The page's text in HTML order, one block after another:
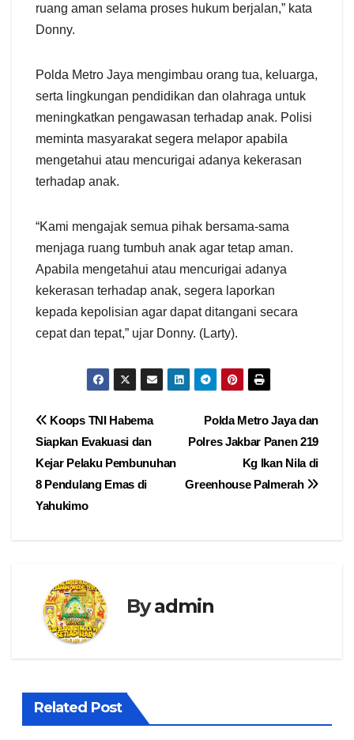
ruang aman selama proses hukum berjalan,” kata
Donny.
Polda Metro Jaya mengimbau orang tua, keluarga,
serta lingkungan pendidikan dan olahraga untuk
meningkatkan pengawasan terhadap anak. Polisi
meminta masyarakat segera melapor apabila
mengetahui atau mencurigai adanya kekerasan
terhadap anak.
“Kami mengajak semua pihak bersama-sama
menjaga ruang tumbuh anak agar tetap aman.
Apabila mengetahui atau mencurigai adanya
kekerasan terhadap anak, segera laporkan
kepada kepolisian agar dapat ditangani secara
cepat dan tepat,” ujar Donny. (Larty).
Navigasi
pos
Polda Metro Jaya dan
Polres Jakbar Panen 219
Kg Ikan Nila di
Greenhouse Palmerah
Koops TNI Habema
Siapkan Evakuasi dan
Kejar Pelaku Pembunuhan
8 Pendulang Emas di
Yahukimo
Byadmin
Related Post